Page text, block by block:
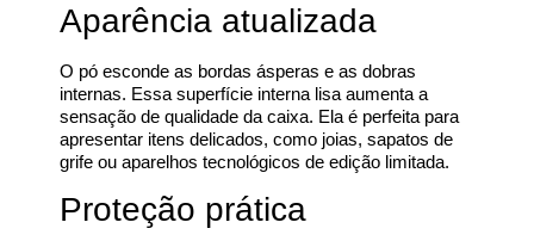
Aparência atualizada
O pó esconde as bordas ásperas e as dobras
internas. Essa superfície interna lisa aumenta a
sensação de qualidade da caixa. Ela é perfeita para
apresentar itens delicados, como joias, sapatos de
grife ou aparelhos tecnológicos de edição limitada.
Proteção prática